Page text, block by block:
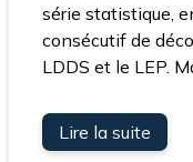
série statistique,
consécutif de
LDDS et le LEP.
Lire la suite